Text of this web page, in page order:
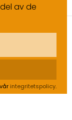
av de
integritetspolicy.